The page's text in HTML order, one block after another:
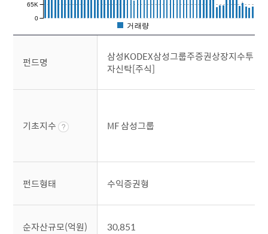
0
65K
거래량
펀드명
삼성KODEX삼성그룹주증권상장지수투
자신탁[주식]
기초지수 MF 삼성그룹
펀드형태 수익증권형
순자산규모(억원) 30,851